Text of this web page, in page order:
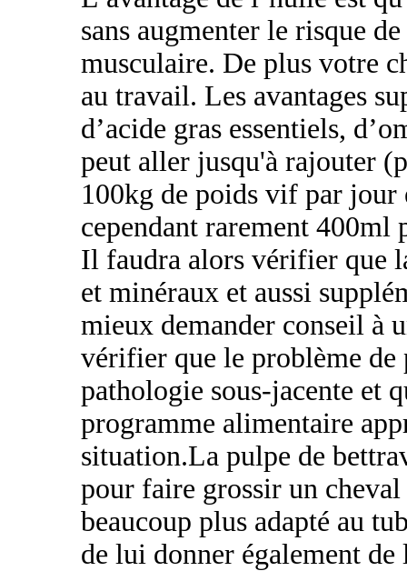
sans augmenter le risque
musculaire. De plus votre
au travail. Les avantages
d’acide gras essentiels,
peut aller jusqu'à rajouter
100kg de poids vif par jour
cependant rarement
Il faudra alors vérifier que
et minéraux et aussi
mieux demander conseil à
vérifier que le problème de
pathologie sous-jacente et
programme alimentaire
situation.La pulpe de
pour faire grossir un
beaucoup plus adapté au
de lui donner également de